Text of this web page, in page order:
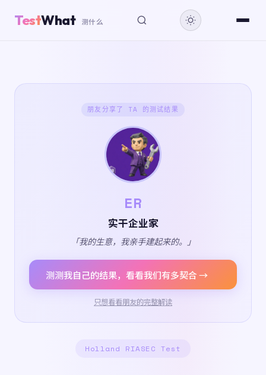
TestWhat 测什么
朋友分享了 TA 的测试结果
ER
实干企业家
「我的生意，我亲手建起来的。」
测测我自己的结果，看看我们有多契合 →
只想看看朋友的完整解读
Holland RIASEC Test